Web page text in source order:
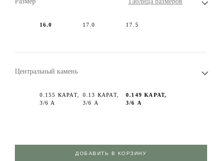
16.0 17.0 17.5
Центральный камень
0.155 КАРАТ,
3/6 А
0.13 КАРАТ,
3/6 А
0.149 КАРАТ,
3/6 А
ДОБАВИТЬ В КОРЗИНУ